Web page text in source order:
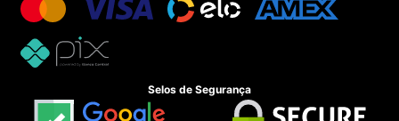
Selos de Segurança